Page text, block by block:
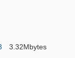
3.32Mbytes